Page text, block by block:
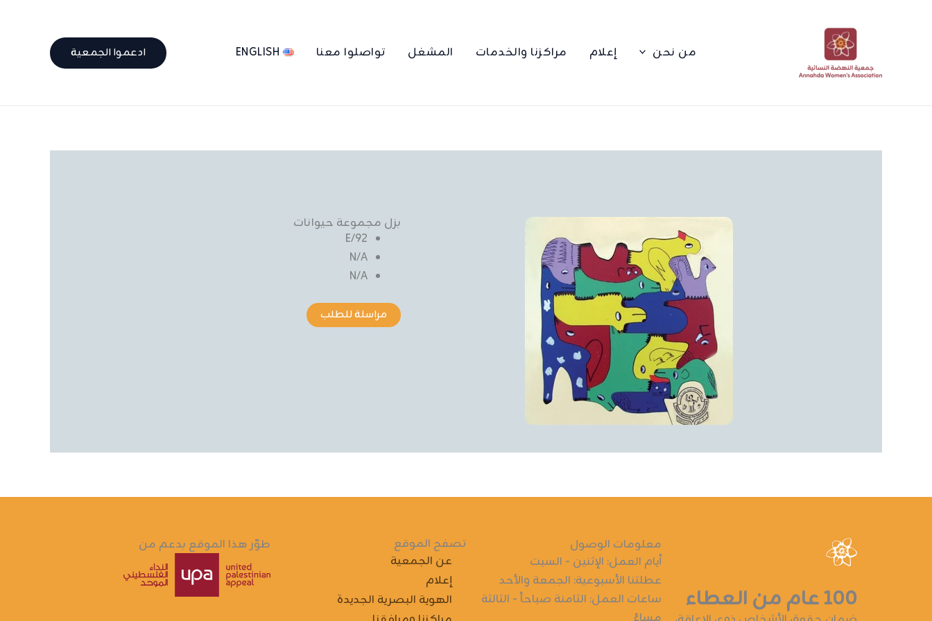
من نحن إعلام مراكزنا والخدمات المشغل تواصلوا معنا ENGLISH ادعموا الجمعية
بزل مجموعة حيوانات
92/E
N/A
N/A
مراسلة للطلب
١٠٠ عام من العطاء
معلومات الوصول
أيام العمل: الإثنين - السبت
عطلتنا الأسبوعية: الجمعة والأحد
ساعات العمل: الثامنة صباحاً - الثالثة
تصفح الموقع
عن الجمعية
إعلام
الهوية البصرية الجديدة
طوّر هذا الموقع بدعم من